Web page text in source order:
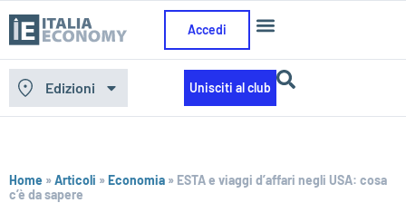
Accedi
Edizioni Unisciti al club
Home »Articoli »Economia » ESTA e viaggi d’affari negli USA: cosa
c’è da sapere